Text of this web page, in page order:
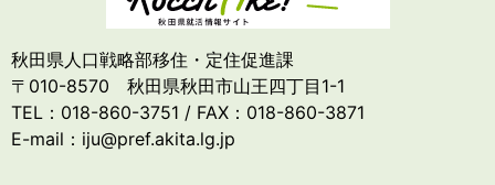
秋田県人口戦略部移住・定住促進課
〒010-8570 秋田県秋田市山王四丁目1-1
TEL：018-860-3751 / FAX：018-860-3871
E-mail：iju@pref.akita.lg.jp